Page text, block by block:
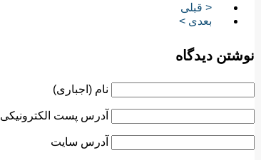
< قبلی
بعدی >
نوشتن دیدگاه
نام (اجباری)
آدرس پست الکترونیکی
آدرس سایت